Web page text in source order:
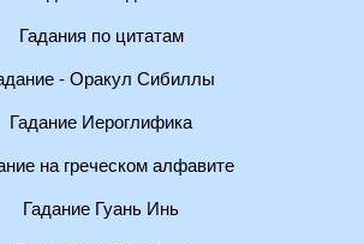
Гадания по цитатам
- Оракул Сибиллы
Гадание Иероглифика
на греческом алфавите
Гадание Гуань Инь